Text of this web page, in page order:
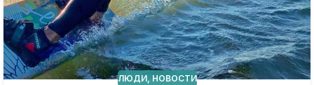
ЛЮДИ, НОВОСТИ